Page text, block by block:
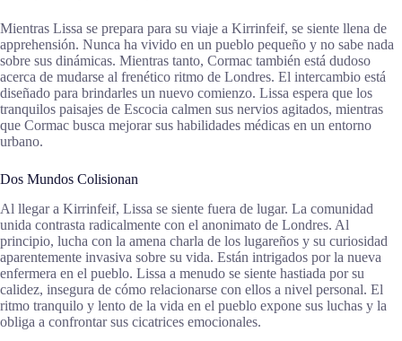
Mientras Lissa se prepara para su viaje a Kirrinfeif, se siente llena de
apprehensión. Nunca ha vivido en un pueblo pequeño y no sabe nada
sobre sus dinámicas. Mientras tanto, Cormac también está dudoso
acerca de mudarse al frenético ritmo de Londres. El intercambio está
diseñado para brindarles un nuevo comienzo. Lissa espera que los
tranquilos paisajes de Escocia calmen sus nervios agitados, mientras
que Cormac busca mejorar sus habilidades médicas en un entorno
urbano.
Dos Mundos Colisionan
Al llegar a Kirrinfeif, Lissa se siente fuera de lugar. La comunidad
unida contrasta radicalmente con el anonimato de Londres. Al
principio, lucha con la amena charla de los lugareños y su curiosidad
aparentemente invasiva sobre su vida. Están intrigados por la nueva
enfermera en el pueblo. Lissa a menudo se siente hastiada por su
calidez, insegura de cómo relacionarse con ellos a nivel personal. El
ritmo tranquilo y lento de la vida en el pueblo expone sus luchas y la
obliga a confrontar sus cicatrices emocionales.